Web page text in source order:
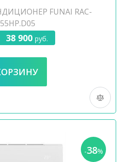
FUNAI RAC-
38 900 руб.
-38%